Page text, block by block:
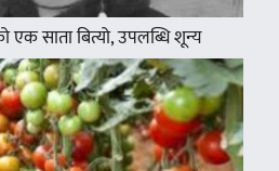
एक साता बित्यो, उपलब्धि शून्य